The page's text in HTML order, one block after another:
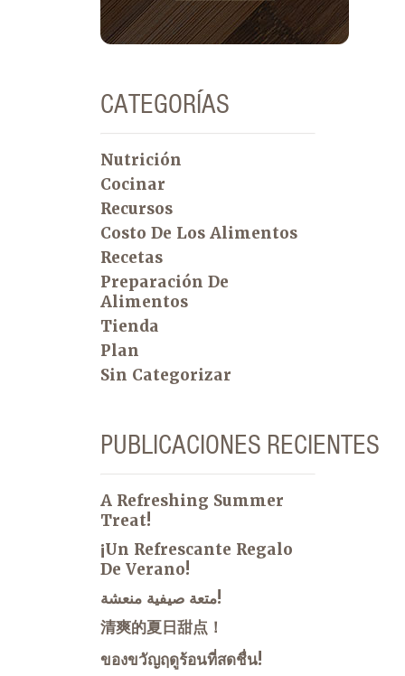
CATEGORÍAS
Nutrición
Cocinar
Recursos
Costo De Los Alimentos
Recetas
Preparación De
Alimentos
Tienda
Plan
Sin Categorizar
PUBLICACIONES RECIENTES
A Refreshing Summer
Treat!
¡Un Refrescante Regalo
De Verano!
متعة صيفية منعشة!
清爽的夏日甜点！
ของขวัญฤดูร้อนที่สดชื่น!